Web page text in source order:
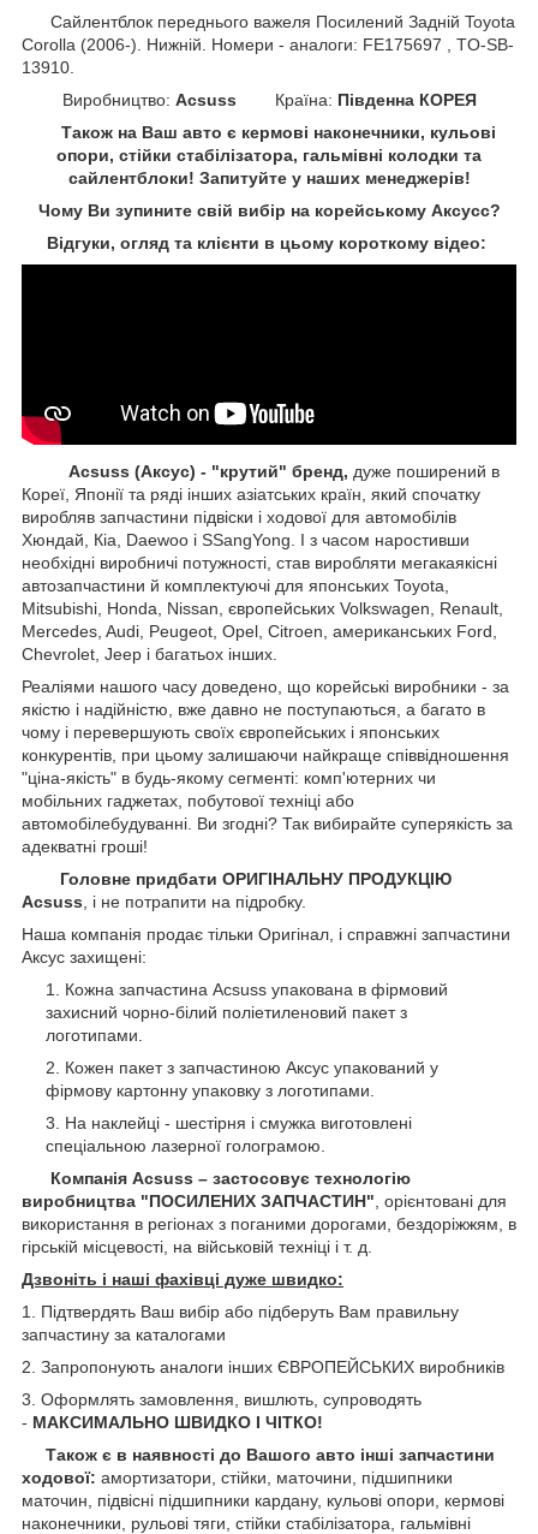
Сайлентблок переднього важеля Посилений Задній Toyota
Corolla (2006-). Нижній. Номери - аналоги: FE175697 , TO-SB-
13910.
Виробництво: Acsuss Країна: Південна КОРЕЯ
Також на Ваш авто є кермові наконечники, кульові
опори, стійки стабілізатора, гальмівні колодки та
сайлентблоки! Запитуйте у наших менеджерів!
Чому Ви зупините свій вибір на корейському Аксусс?
Відгуки, огляд та клієнти в цьому короткому відео:
Acsuss (Аксус) - "крутий" бренд, дуже поширений в
Кореї, Японії та ряді інших азіатських країн, який спочатку
виробляв запчастини підвіски і ходової для автомобілів
Хюндай, Кіа, Daewoo і SSangYong. І з часом наростивши
необхідні виробничі потужності, став виробляти мегакаякісні
автозапчастини й комплектуючі для японських Toyota,
Mitsubishi, Honda, Nissan, європейських Volkswagen, Renault,
Mercedes, Audi, Peugeot, Opel, Citroen, американських Ford,
Chevrolet, Jeep і багатьох інших.
Реаліями нашого часу доведено, що корейські виробники - за
якістю і надійністю, вже давно не поступаються, а багато в
чому і перевершують своїх європейських і японських
конкурентів, при цьому залишаючи найкраще співвідношення
"ціна-якість" в будь-якому сегменті: комп'ютерних чи
мобільних гаджетах, побутової техніці або
автомобілебудуванні. Ви згодні? Так вибирайте суперякість за
адекватні гроші!
Головне придбати ОРИГІНАЛЬНУ ПРОДУКЦІЮ
Acsuss , і не потрапити на підробку.
Наша компанія продає тільки Оригінал, і справжні запчастини
Аксус захищені:
Кожна запчастина Acsuss упакована в фірмовий
захисний чорно-білий поліетиленовий пакет з
логотипами.
Кожен пакет з запчастиною Аксус упакований у
фірмову картонну упаковку з логотипами.
На наклейці - шестірня і смужка виготовлені
спеціальною лазерної голограмою.
Компанія Acsuss – застосовує технологію
виробництва "ПОСИЛЕНИХ ЗАПЧАСТИН" , орієнтовані для
використання в регіонах з поганими дорогами, бездоріжжям, в
гірській місцевості, на військовій техніці і т. д.
Дзвоніть і наші фахівці дуже швидко:
1. Підтвердять Ваш вибір або підберуть Вам правильну
запчастину за каталогами
2. Запропонують аналоги інших ЄВРОПЕЙСЬКИХ виробників
3. Оформлять замовлення, вишлють, супроводять
- МАКСИМАЛЬНО ШВИДКО І ЧІТКО!
Також є в наявності до Вашого авто інші запчастини
ходової: амортизатори, стійки, маточини, підшипники
маточин, підвісні підшипники кардану, кульові опори, кермові
наконечники, рульові тяги, стійки стабілізатора, гальмівні